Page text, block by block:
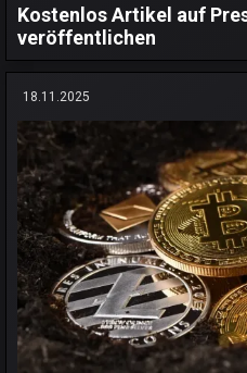
Kostenlos Artikel auf
veröffentlichen
18.11.2025